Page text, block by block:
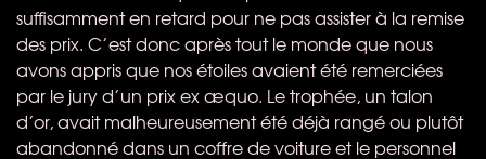
suffisamment en retard pour ne pas assister à la remise
des prix. C’est donc après tout le monde que nous
avons appris que nos étoiles avaient été remerciées
par le jury d’un prix ex æquo. Le trophée, un talon
d’or, avait malheureusement été déjà rangé ou plutôt
abandonné dans un coffre de voiture et le personnel